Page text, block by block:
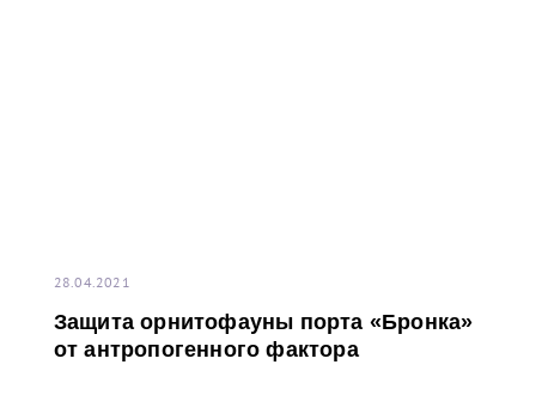
28.04.2021
Защита орнитофауны порта «Бронка»
от антропогенного фактора